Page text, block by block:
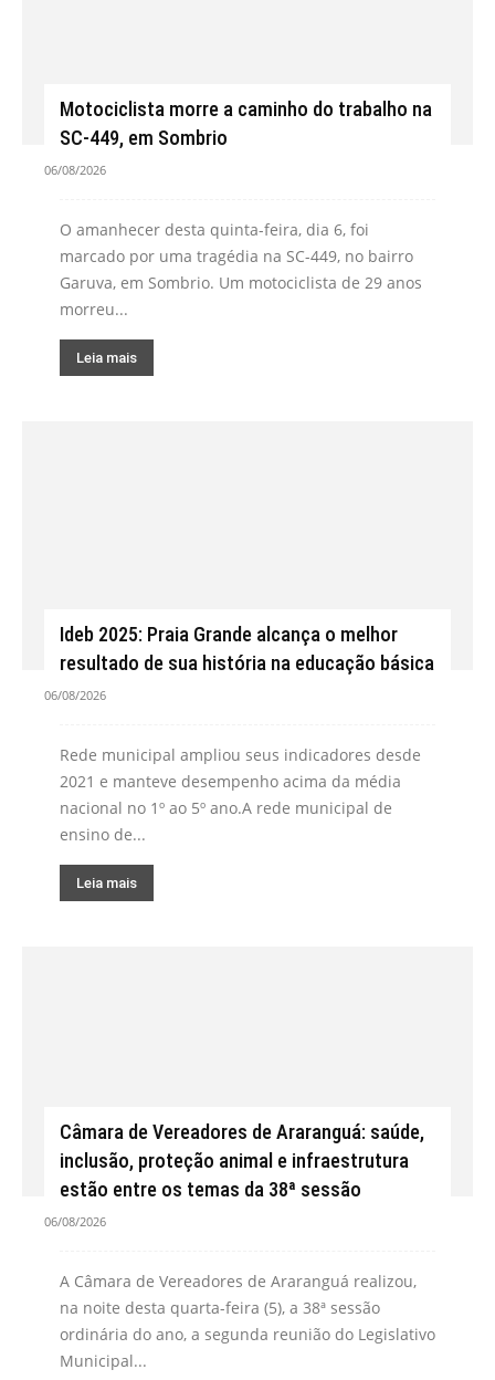
Motociclista morre a caminho do trabalho na
SC-449, em Sombrio
06/08/2026
O amanhecer desta quinta-feira, dia 6, foi
marcado por uma tragédia na SC-449, no bairro
Garuva, em Sombrio. Um motociclista de 29 anos
morreu...
Leia mais
Ideb 2025: Praia Grande alcança o melhor
resultado de sua história na educação básica
06/08/2026
Rede municipal ampliou seus indicadores desde
2021 e manteve desempenho acima da média
nacional no 1º ao 5º ano.A rede municipal de
ensino de...
Leia mais
Câmara de Vereadores de Araranguá: saúde,
inclusão, proteção animal e infraestrutura
estão entre os temas da 38ª sessão
06/08/2026
A Câmara de Vereadores de Araranguá realizou,
na noite desta quarta-feira (5), a 38ª sessão
ordinária do ano, a segunda reunião do Legislativo
Municipal...